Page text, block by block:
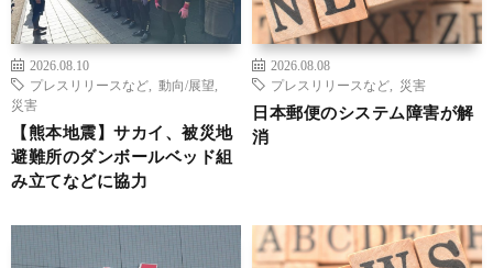
2026.08.10
プレスリリースなど
動向/展望
災害
【熊本地震】サカイ、被災地
避難所のダンボールベッド組
み立てなどに協力
2026.08.08
プレスリリースなど
災害
日本郵便のシステム障害が解
消